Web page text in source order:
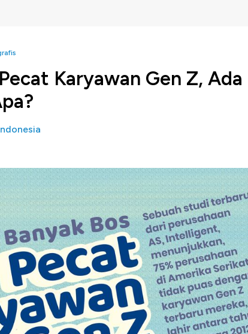
Karyawan Gen Z, Ada